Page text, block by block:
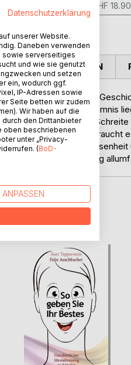
CHF 18.90
Kindheit gehören
erfüllen. Das Geheimnis
Funktionieren!
zu entdecken. Dazu braucht
traut.
darum geht Veränderung
PRESSESTIMMEN
BEIBoD
Datenschutzerklärung
unserer Website.
Daneben verwenden
sowie serverseitiges
und wie sie genutzt
und setzen
ein, wodurch ggf.
IP-Adressen sowie
Seite betten wir zudem
Wir haben auf die
den Drittanbieter
oben beschriebenen
unter „Privacy-
(BoD-
ANPASSEN